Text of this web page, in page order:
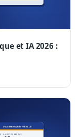
et IA 2026 :